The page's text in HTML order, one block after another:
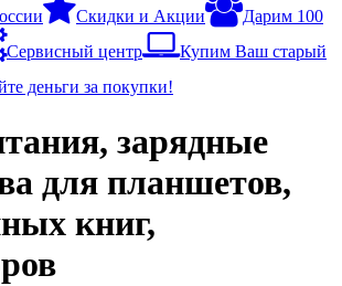
Скидки и Акции
Дарим 100
Сервисный центр
Купим Ваш старый
деньги за покупки!
зарядные
для планшетов,
книг,